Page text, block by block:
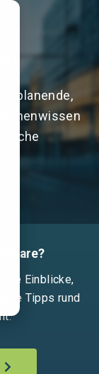
Einblicke,
Tipps rund